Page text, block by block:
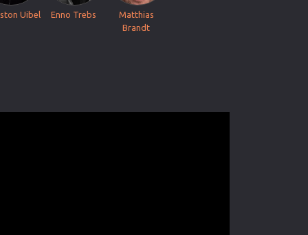
Uibel Enno Trebs
Matthias
Brandt